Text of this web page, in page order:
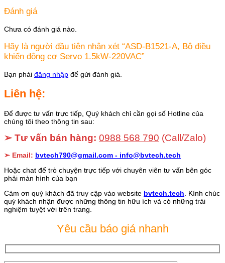
Đánh giá
Chưa có đánh giá nào.
Hãy là người đầu tiên nhận xét “ASD-B1521-A, Bộ điều
khiển động cơ Servo 1.5kW-220VAC”
Bạn phải đăng nhập để gửi đánh giá.
Liên hệ:
Để được tư vấn trực tiếp, Quý khách chỉ cần gọi số Hotline của
chúng tôi theo thông tin sau:
➢ Tư vấn bán hàng: 0988 568 790 (Call/Zalo)
➢ Email: bvtech790@gmail.com - info@bvtech.tech
Hoặc chat để trò chuyện trực tiếp với chuyên viên tư vấn bên góc
phải màn hình của bạn
Cảm ơn quý khách đã truy cập vào website bvtech.tech. Kính chúc
quý khách nhận được những thông tin hữu ích và có những trải
nghiệm tuyệt vời trên trang.
Yêu cầu báo giá nhanh